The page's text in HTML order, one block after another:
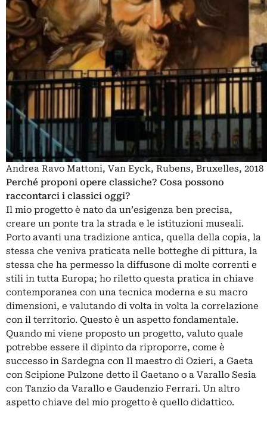
Andrea Ravo Mattoni, Van Eyck, Rubens, Bruxelles, 2018
Perché proponi opere classiche? Cosa possono
raccontarci i classici oggi?
Il mio progetto è nato da un’esigenza ben precisa,
creare un ponte tra la strada e le istituzioni museali.
Porto avanti una tradizione antica, quella della copia, la
stessa che veniva praticata nelle botteghe di pittura, la
stessa che ha permesso la diffusone di molte correnti e
stili in tutta Europa; ho riletto questa pratica in chiave
contemporanea con una tecnica moderna e su macro
dimensioni, e valutando di volta in volta la correlazione
con il territorio. Questo è un aspetto fondamentale.
Quando mi viene proposto un progetto, valuto quale
potrebbe essere il dipinto da riproporre, come è
successo in Sardegna con Il maestro di Ozieri, a Gaeta
con Scipione Pulzone detto il Gaetano o a Varallo Sesia
con Tanzio da Varallo e Gaudenzio Ferrari. Un altro
aspetto chiave del mio progetto è quello didattico.